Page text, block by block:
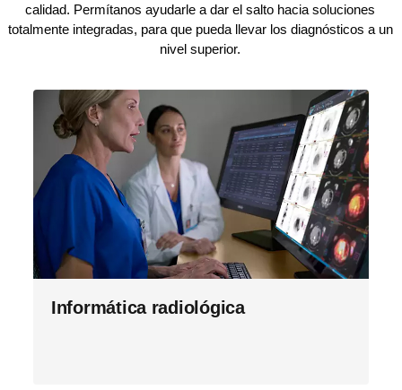
calidad. Permítanos ayudarle a dar el salto hacia soluciones
totalmente integradas, para que pueda llevar los diagnósticos a un
nivel superior.
Informática radiológica